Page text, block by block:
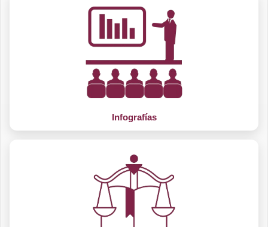
Infografías